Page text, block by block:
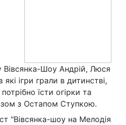
Вівсянка-Шоу Андрій, Люся
ігри грали в дитинстві,
їсти огірки та
з Остапом Ступкою.
"Вівсянка-шоу на Мелодія